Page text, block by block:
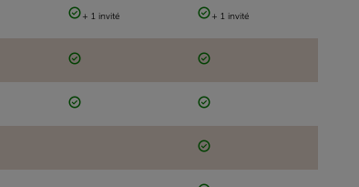
+ 1 invité + 1 invité